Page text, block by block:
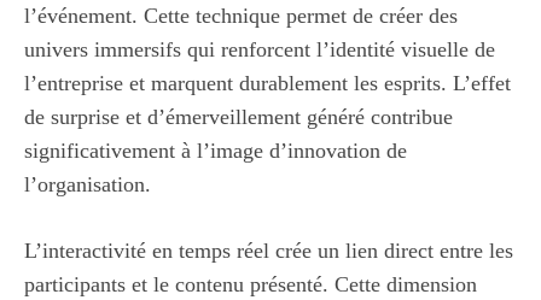
l’événement. Cette technique permet de créer des
univers immersifs qui renforcent l’identité visuelle de
l’entreprise et marquent durablement les esprits. L’effet
de surprise et d’émerveillement généré contribue
significativement à l’image d’innovation de
l’organisation.
L’interactivité en temps réel crée un lien direct entre les
participants et le contenu présenté. Cette dimension